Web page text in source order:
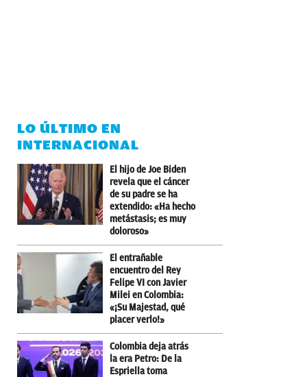
LO ÚLTIMO EN
INTERNACIONAL
El hijo de Joe Biden
revela que el cáncer
de su padre se ha
extendido: «Ha hecho
metástasis; es muy
doloroso»
El entrañable
encuentro del Rey
Felipe VI con Javier
Milei en Colombia:
«¡Su Majestad, qué
placer verlo!»
Colombia deja atrás
la era Petro: De la
Espriella toma